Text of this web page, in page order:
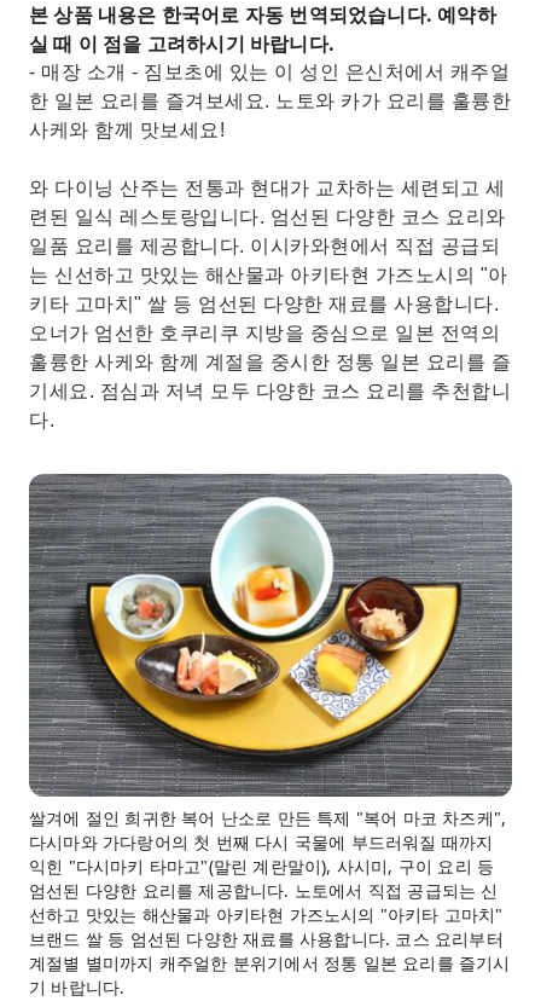
본 상품 내용은 한국어로 자동 번역되었습니다. 예약하
실 때 이 점을 고려하시기 바랍니다.
- 매장 소개 - 짐보초에 있는 이 성인 은신처에서 캐주얼
한 일본 요리를 즐겨보세요. 노토와 카가 요리를 훌륭한
사케와 함께 맛보세요!
와 다이닝 산주는 전통과 현대가 교차하는 세련되고 세
련된 일식 레스토랑입니다. 엄선된 다양한 코스 요리와
일품 요리를 제공합니다. 이시카와현에서 직접 공급되
는 신선하고 맛있는 해산물과 아키타현 가즈노시의 "아
키타 고마치" 쌀 등 엄선된 다양한 재료를 사용합니다.
오너가 엄선한 호쿠리쿠 지방을 중심으로 일본 전역의
훌륭한 사케와 함께 계절을 중시한 정통 일본 요리를 즐
기세요. 점심과 저녁 모두 다양한 코스 요리를 추천합니
다.
쌀겨에 절인 희귀한 복어 난소로 만든 특제 "복어 마코 차즈케",
다시마와 가다랑어의 첫 번째 다시 국물에 부드러워질 때까지
익힌 "다시마키 타마고"(말린 계란말이), 사시미, 구이 요리 등
엄선된 다양한 요리를 제공합니다. 노토에서 직접 공급되는 신
선하고 맛있는 해산물과 아키타현 가즈노시의 "아키타 고마치"
브랜드 쌀 등 엄선된 다양한 재료를 사용합니다. 코스 요리부터
계절별 별미까지 캐주얼한 분위기에서 정통 일본 요리를 즐기시
기 바랍니다.